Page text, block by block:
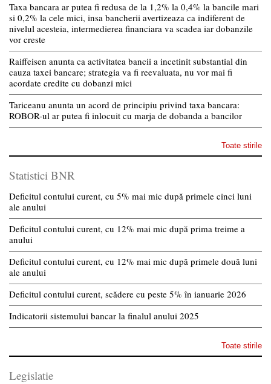
Taxa bancara ar putea fi redusa de la 1,2% la 0,4% la bancile mari
si 0,2% la cele mici, insa bancherii avertizeaza ca indiferent de
nivelul acesteia, intermedierea financiara va scadea iar dobanzile
vor creste
Raiffeisen anunta ca activitatea bancii a incetinit substantial din
cauza taxei bancare; strategia va fi reevaluata, nu vor mai fi
acordate credite cu dobanzi mici
Tariceanu anunta un acord de principiu privind taxa bancara:
ROBOR-ul ar putea fi inlocuit cu marja de dobanda a bancilor
Toate stirile
Statistici BNR
Deficitul contului curent, cu 5% mai mic după primele cinci luni
ale anului
Deficitul contului curent, cu 12% mai mic după prima treime a
anului
Deficitul contului curent, cu 12% mai mic după primele două luni
ale anului
Deficitul contului curent, scădere cu peste 5% în ianuarie 2026
Indicatorii sistemului bancar la finalul anului 2025
Toate stirile
Legislatie